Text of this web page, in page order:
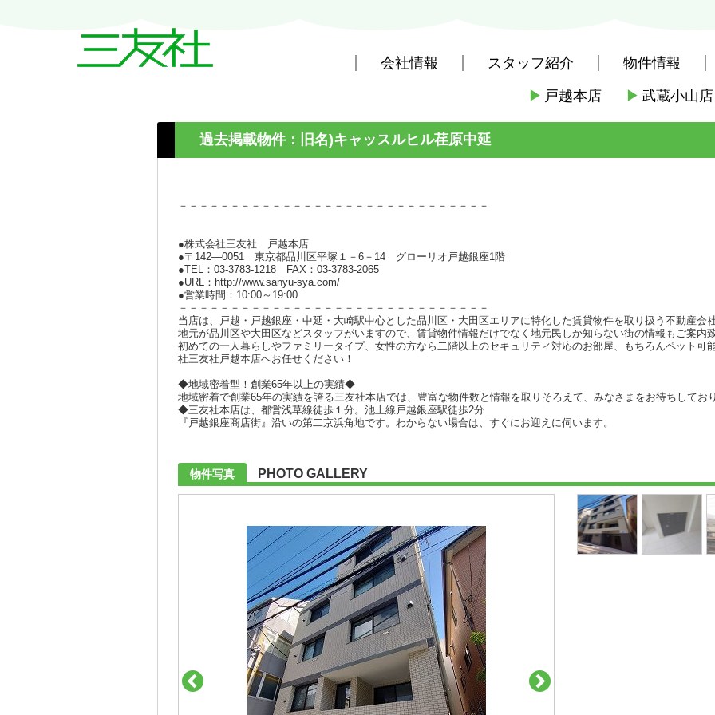
会社情報 スタッフ紹介 物件情報
▶ 戸越本店 ▶ 武蔵小山店
(賃貸)路線・駅から探す 東急電鉄東急池上線 > 荏原中延
過去掲載物件：旧名)キャッスルヒル荏原中延
－－－－－－－－－－－－－－－－－－－－－－－－－－－－－－
●株式会社三友社 戸越本店
●〒142―0051 東京都品川区平塚１－6－14 グローリオ戸越銀座1階
●TEL：03-3783-1218 FAX：03-3783-2065
●URL：http://www.sanyu-sya.com/
●営業時間：10:00～19:00
－－－－－－－－－－－－－－－－－－－－－－－－－－－－－－
当店は、戸越・戸越銀座・中延・大崎駅中心とした品川区・大田区エリアに特化した賃貸物件を取り扱う不動産会
地元が品川区や大田区などスタッフがいますので、賃貸物件情報だけでなく地元民しか知らない街の情報もご案内
初めての一人暮らしやファミリータイプ、女性の方なら二階以上のセキュリティ対応のお部屋、もちろんペット可
社三友社戸越本店へお任せください！
◆地域密着型！創業65年以上の実績◆
地域密着で創業65年の実績を誇る三友社本店では、豊富な物件数と情報を取りそろえて、みなさまをお待ちしてお
◆三友社本店は、都営浅草線徒歩１分。池上線戸越銀座駅徒歩2分
『戸越銀座商店街』沿いの第二京浜角地です。わからない場合は、すぐにお迎えに伺います。
物件写真 PHOTO GALLERY